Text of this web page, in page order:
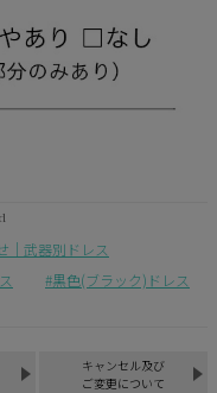
｜武器別ドレス
黒色(ブラック)ドレス
キャンセル及び
ご変更について